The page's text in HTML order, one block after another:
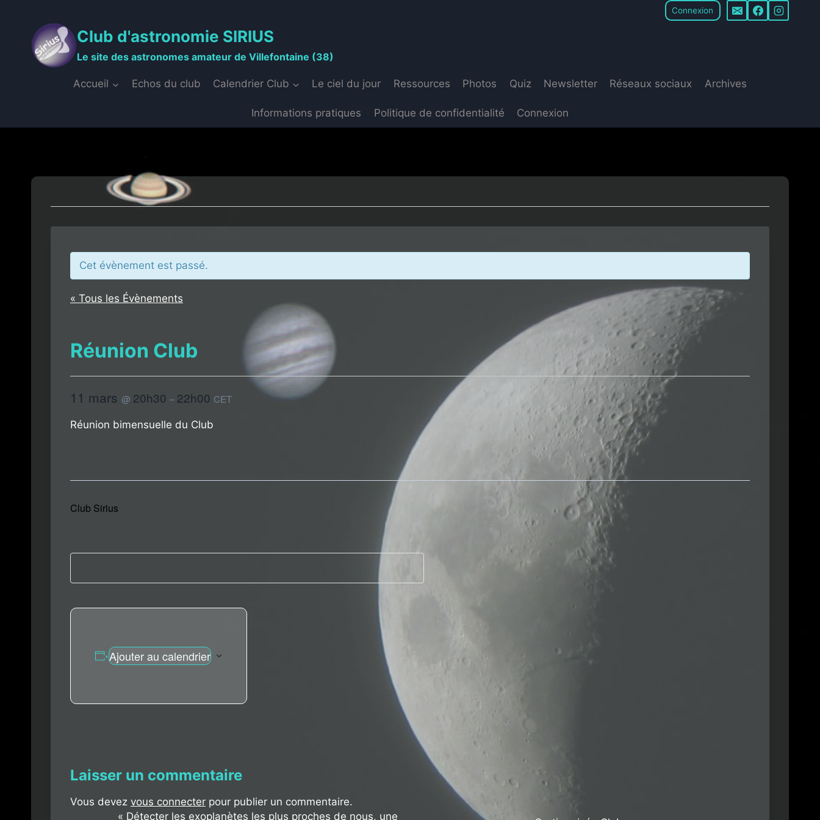
contenu
Connexion
Club d'astronomie SIRIUS
Le site des astronomes amateur de Villefontaine (38)
Accueil Echos du club Calendrier Club Le ciel du jour Ressources Photos Quiz Newsletter Réseaux sociaux Archives
Informations pratiques Politique de confidentialité Connexion
Cet évènement est passé.
« Tous les Évènements
Réunion Club
11 mars @ 20h30 –22h00 CET
Réunion bimensuelle du Club
Club Sirius
Ajouter au calendrier
Laisser un commentaire
Vous devez vous connecter pour publier un commentaire.
« Détecter les exoplanètes les plus proches de nous, une